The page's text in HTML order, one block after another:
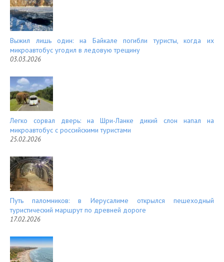
Выжил лишь один: на Байкале погибли туристы, когда их
микроавтобус угодил в ледовую трещину
03.03.2026
Легко сорвал дверь: на Шри-Ланке дикий слон напал на
микроавтобус с российскими туристами
25.02.2026
Путь паломников: в Иерусалиме открылся пешеходный
туристический маршрут по древней дороге
17.02.2026